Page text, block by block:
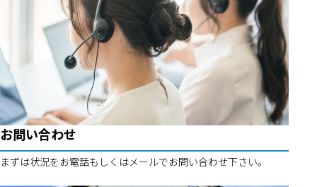
お問い合わせ
まずは状況をお電話もしくはメールでお問い合わせ下さい。